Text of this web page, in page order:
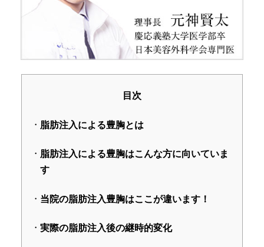
目次
脂肪注入による豊胸とは
脂肪注入による豊胸はこんな方に向いていま
す
当院の脂肪注入豊胸はここが違います！
実際の脂肪注入後の継時的変化